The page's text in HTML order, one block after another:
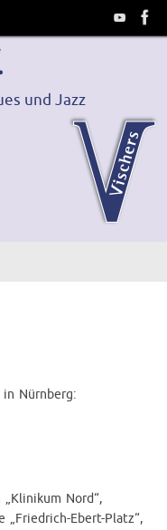
und Jazz
in Nürnberg:
Nord“,
Ebert-Platz“,